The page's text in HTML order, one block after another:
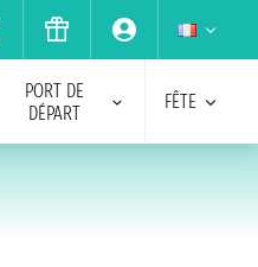
PORT DE
DÉPART
FÊTE